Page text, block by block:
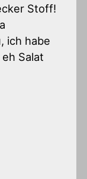
Stoff!
ich habe
Salat